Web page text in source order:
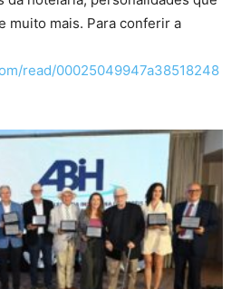
muito mais. Para conferir a
read/00025049947a38518248